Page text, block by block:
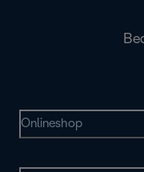
Onlineshop